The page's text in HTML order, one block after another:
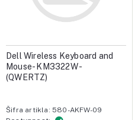
Dell Wireless Keyboard and
Mouse- KM3322W -
(QWERTZ)
Šifra artikla: 580-AKFW-09